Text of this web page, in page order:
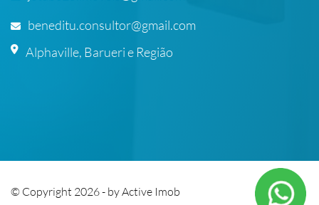
beneditu.consultor@gmail.com
Alphaville, Barueri e Região
© Copyright 2026 - byActive Imob